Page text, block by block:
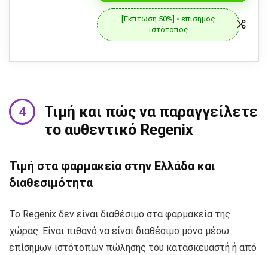
[Έκπτωση 50%] • επίσημος
ιστότοπος
Τιμή και πώς να παραγγείλετε
το αυθεντικό Regenix
Τιμή στα φαρμακεία στην Ελλάδα και
διαθεσιμότητα
Το Regenix δεν είναι διαθέσιμο στα φαρμακεία της
χώρας. Είναι πιθανό να είναι διαθέσιμο μόνο μέσω
επίσημων ιστότοπων πώλησης του κατασκευαστή ή από